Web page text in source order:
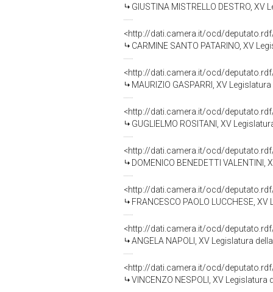
GIUSTINA MISTRELLO DESTRO,
<http://dati.camera.it/ocd/
CARMINE SANTO PATARINO, XV
<http://dati.camera.it/ocd/
MAURIZIO GASPARRI, XV
<http://dati.camera.it/ocd/
GUGLIELMO ROSITANI, XV
<http://dati.camera.it/ocd/
DOMENICO BENEDETTI
<http://dati.camera.it/ocd/
FRANCESCO PAOLO LUCCHESE,
<http://dati.camera.it/ocd/
ANGELA NAPOLI, XV Legislatura
<http://dati.camera.it/ocd/
VINCENZO NESPOLI, XV Legislatura